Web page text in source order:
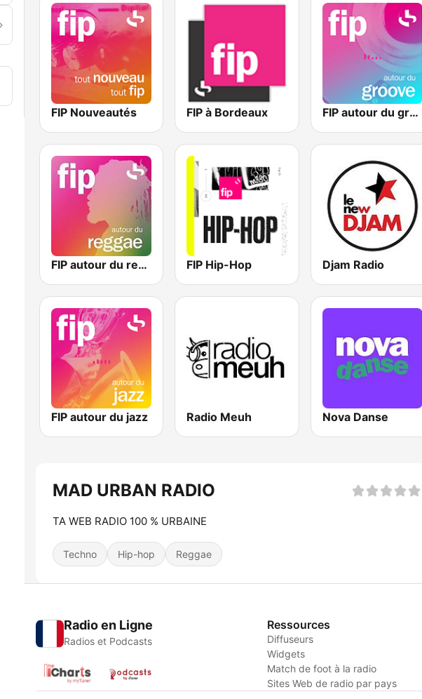
FIP Nouveautés FIP à Bordeaux FIP autour du groove
FIP autour du reggae FIP Hip-Hop Djam Radio
FIP autour du jazz Radio Meuh Nova Danse
MAD URBAN RADIO
TA WEB RADIO 100 % URBAINE
Techno Hip-hop Reggae
Radio en Ligne
Radios et Podcasts
Ressources
Diffuseurs
Widgets
Match de foot à la radio
Sites Web de radio par pays